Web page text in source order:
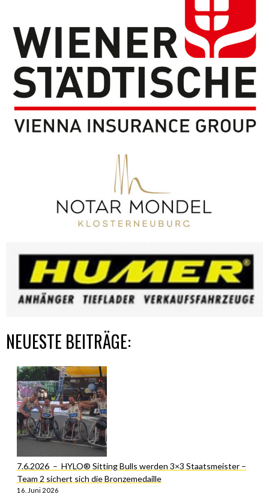
NEUESTE BEITRÄGE:
7.6.2026 – HYLO® Sitting Bulls werden 3×3 Staatsmeister –
Team 2 sichert sich die Bronzemedaille
16. Juni 2026